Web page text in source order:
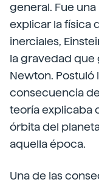
general. Fue
explicar la física
inerciales,
la gravedad que
Newton.
consecuencia
teoría explicaba
órbita del
aquella época.
Una de las